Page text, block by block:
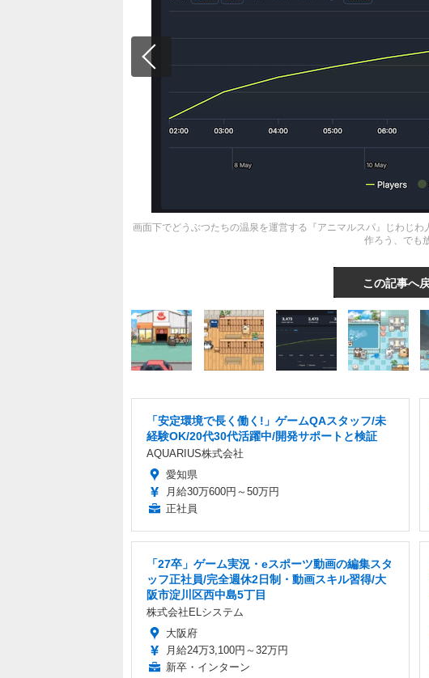
画面下でどうぶつたちの温泉を運営する『アニマルスパ』じわじ
作ろう、でも
この記事へ
「安定環境で長く働く!」ゲームQAスタッフ/未
経験OK/20代30代活躍中/開発サポートと検証
AQUARIUS株式会社
愛知県
月給30万600円～50万円
正社員
「27卒」ゲーム実況・eスポーツ動画の編集スタ
ッフ正社員/完全週休2日制・動画スキル習得/大
阪市淀川区西中島5丁目
株式会社ELシステム
大阪府
月給24万3,100円～32万円
新卒・インターン